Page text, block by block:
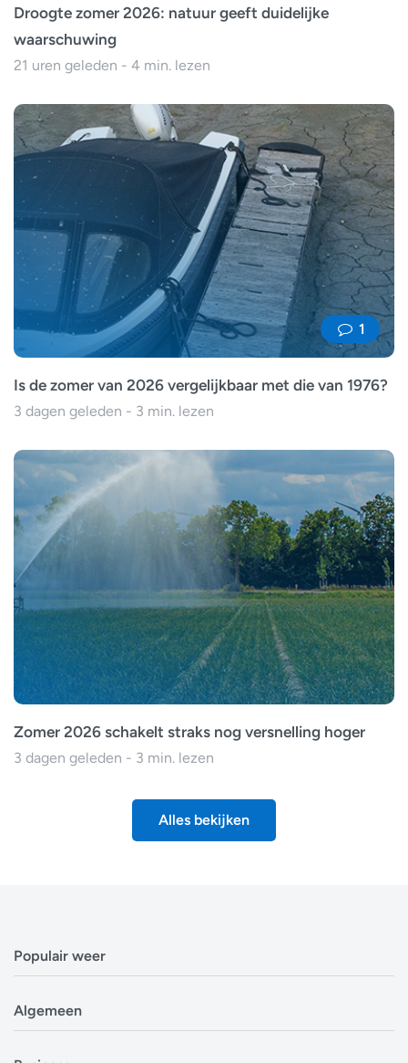
Droogte zomer 2026: natuur geeft duidelijke
waarschuwing
21 uren geleden - 4 min. lezen
1
Is de zomer van 2026 vergelijkbaar met die van 1976?
3 dagen geleden - 3 min. lezen
Zomer 2026 schakelt straks nog versnelling hoger
3 dagen geleden - 3 min. lezen
Alles bekijken
Populair weer
Weerbericht Brussel
Algemeen